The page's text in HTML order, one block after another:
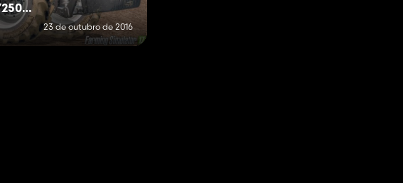
New Holland T7 Series T7.220/250/270 V1.0 Alpha
23 de outubro de 2016